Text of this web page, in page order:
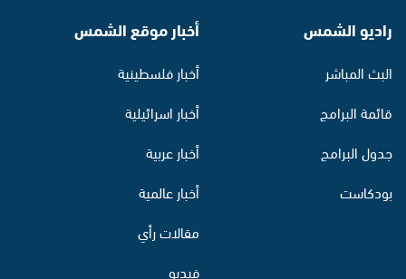
راديو الشمس
البث المباشر
قائمة البرامج
جدول البرامج
بودكاست
أخبار موقع الشمس
أخبار فلسطينية
أخبار اسرائيلية
أخبار عربية
أخبار عالمية
مقالات رأي
فيديو